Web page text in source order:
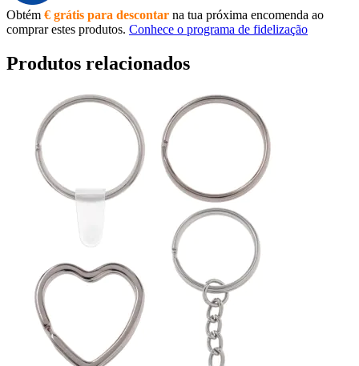
Obtém € grátis para descontar na tua próxima encomenda ao
comprar estes produtos. Conhece o programa de fidelização
Produtos relacionados